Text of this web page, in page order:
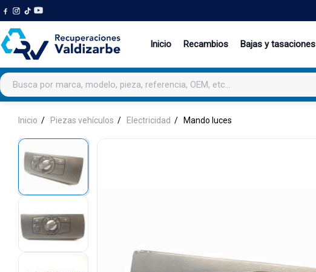
Inicio Recambios Bajas y tasaciones
Buscar productos
Inicio Piezas vehículos Electricidad Mando luces